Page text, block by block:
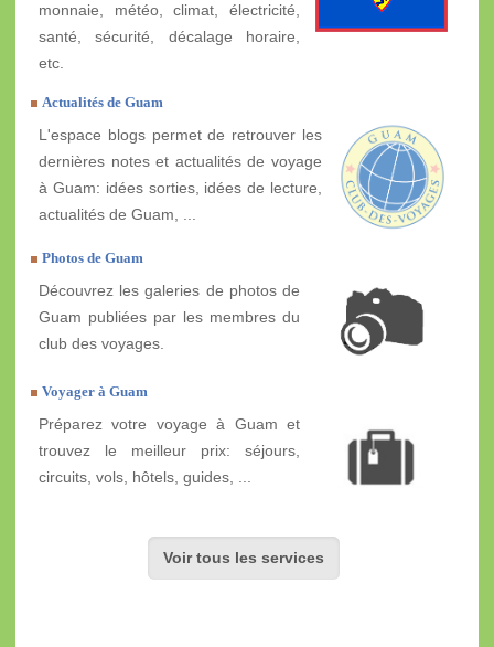
monnaie, météo, climat, électricité,
santé, sécurité, décalage horaire,
etc.
Actualités de Guam
L'espace blogs permet de retrouver les
dernières notes et actualités de voyage
à Guam: idées sorties, idées de lecture,
actualités de Guam, ...
Photos de Guam
Découvrez les galeries de photos de
Guam publiées par les membres du
club des voyages.
Voyager à Guam
Préparez votre voyage à Guam et
trouvez le meilleur prix: séjours,
circuits, vols, hôtels, guides, ...
Voir tous les services